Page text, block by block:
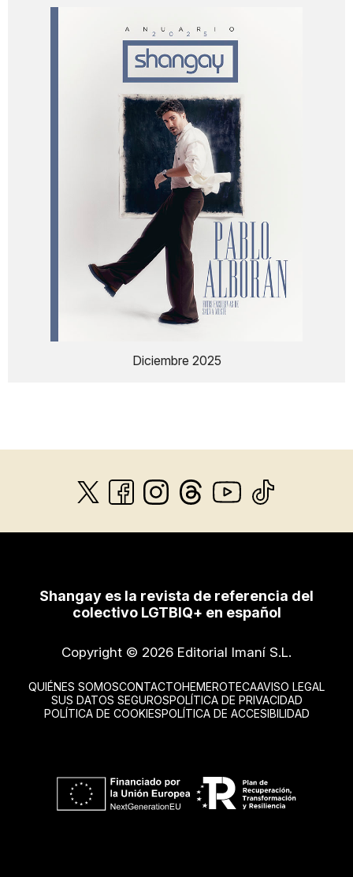
Diciembre 2025
Shangay es la revista de referencia del
colectivo LGTBIQ+ en español
Copyright © 2026 Editorial Imaní S.L.
QUIÉNES SOMOSCONTACTOHEMEROTECAAVISO LEGAL
SUS DATOS SEGUROSPOLÍTICA DE PRIVACIDAD
POLÍTICA DE COOKIESPOLÍTICA DE ACCESIBILIDAD